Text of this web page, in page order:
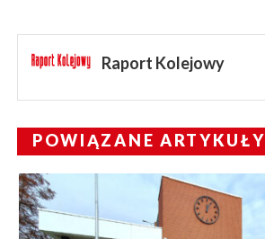
Raport Kolejowy
POWIĄZANE ARTYKUŁY